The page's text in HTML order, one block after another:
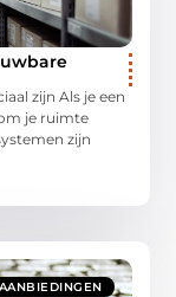
zijn Als je een
je ruimte
zijn
AANBIEDINGEN